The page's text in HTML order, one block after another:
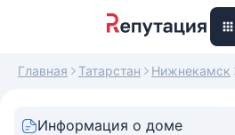
Главная Татарстан Нижнекамск
Информация о доме